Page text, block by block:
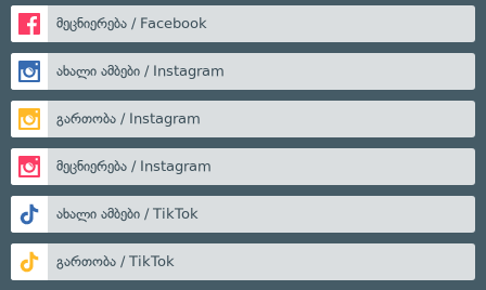
მეცნიერება / Facebook
ახალი ამბები / Instagram
გართობა / Instagram
მეცნიერება / Instagram
ახალი ამბები / TikTok
გართობა / TikTok